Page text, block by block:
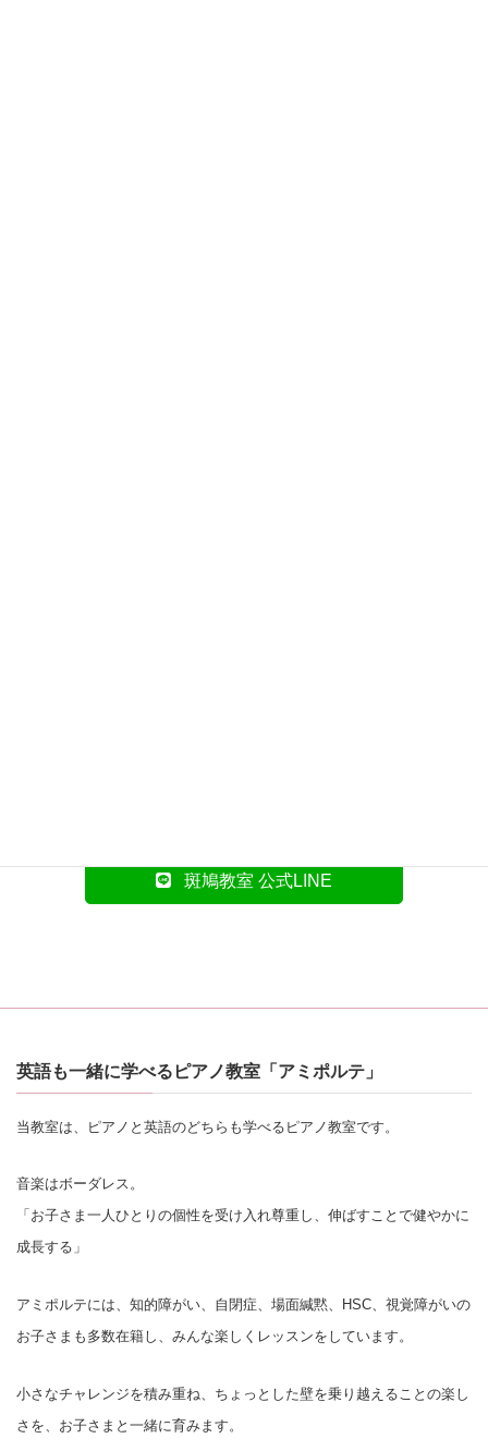
斑鳩教室 公式LINE
英語も一緒に学べるピアノ教室「アミポルテ」
当教室は、ピアノと英語のどちらも学べるピアノ教室です。
音楽はボーダレス。
「お子さま一人ひとりの個性を受け入れ尊重し、伸ばすことで健やかに
成長する」
アミポルテには、知的障がい、自閉症、場面緘黙、HSC、視覚障がいの
お子さまも多数在籍し、みんな楽しくレッスンをしています。
小さなチャレンジを積み重ね、ちょっとした壁を乗り越えることの楽し
さを、お子さまと一緒に育みます。